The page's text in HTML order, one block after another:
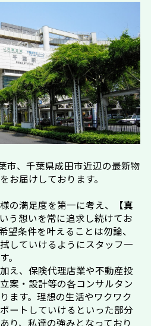
市、千葉県成田市近辺の最新物
お届けしております。
の満足度を第一に考え、
【真
う想いを常に追求し続けてお
望条件を叶えることは勿論、
していけるようにスタッフ一
。
え、保険代理店業や不動産投
案・設計等の各コンサルタン
ます。理想の生活やワクワク
ートしていけるといった部分
り、私達の強みとなっており